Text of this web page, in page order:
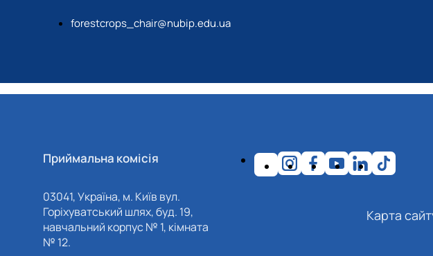
forestcrops_chair@nubip.edu.ua
Приймальна комісія
03041, Україна, м. Київ вул.
Горіхуватський шлях, буд. 19,
навчальний корпус № 1, кімната
№ 12.
Карта